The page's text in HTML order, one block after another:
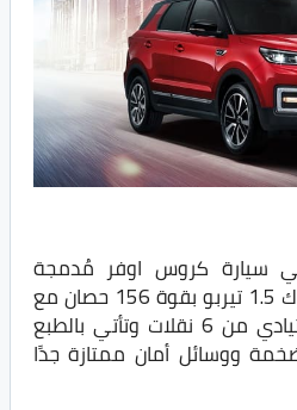
كروس اوفر مُدمجة
الحجم، تأتي السيارة بمحرك 1.5 تيربو بقوة 156 حصان مع
ناقل حركة اوتوماتيك إعتيادي من 6 نقلات وتأتي بالطبع
ووسائل أمان ممتازة جدًا